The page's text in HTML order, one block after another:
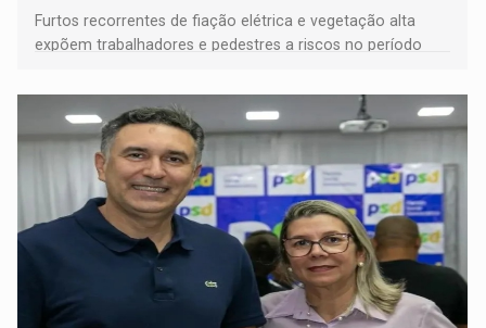
Furtos recorrentes de fiação elétrica e vegetação alta
expõem trabalhadores e pedestres a riscos no período